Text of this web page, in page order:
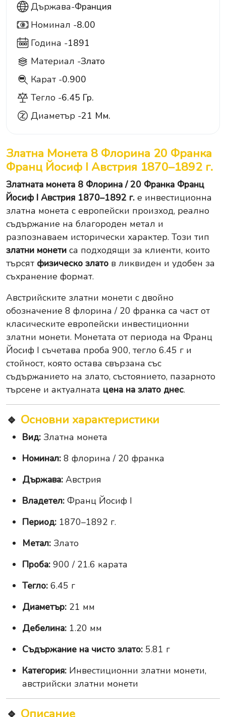
Държава-Франция
8 Номинал -8.00
Година -1891
Материал -Злато
900 Карат -0.900
Тегло -6.45 Гр.
Диаметър -21 Мм.
Златна Монета 8 Флорина 20 Франка
Франц Йосиф I Австрия 1870–1892 г.
Златната монета 8 Флорина / 20 Франка Франц
Йосиф I Австрия 1870–1892 г. е инвестиционна
златна монета с европейски произход, реално
съдържание на благороден метал и
разпознаваем исторически характер. Този тип
златни монети са подходящи за клиенти, които
търсят физическо злато в ликвиден и удобен за
съхранение формат.
Австрийските златни монети с двойно
обозначение 8 флорина / 20 франка са част от
класическите европейски инвестиционни
златни монети. Монетата от периода на Франц
Йосиф I съчетава проба 900, тегло 6.45 г и
стойност, която остава свързана със
съдържанието на злато, състоянието, пазарното
търсене и актуалната цена на злато днес.
🔹 Основни характеристики
Вид: Златна монета
Номинал: 8 флорина / 20 франка
Държава: Австрия
Владетел: Франц Йосиф I
Период: 1870–1892 г.
Метал: Злато
Проба: 900 / 21.6 карата
Тегло: 6.45 г
Диаметър: 21 мм
Дебелина: 1.20 мм
Съдържание на чисто злато: 5.81 г
Категория: Инвестиционни златни монети,
австрийски златни монети
🔹 Описание